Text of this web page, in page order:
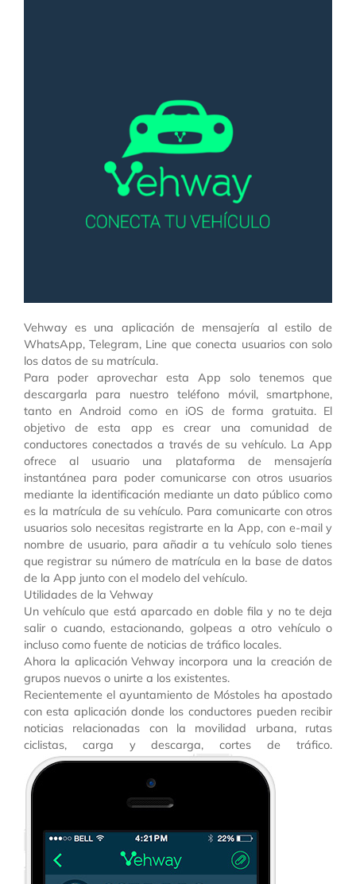
Vehway es una aplicación de mensajería al estilo de
WhatsApp, Telegram, Line que conecta usuarios con solo
los datos de su matrícula.
Para poder aprovechar esta App solo tenemos que
descargarla para nuestro teléfono móvil, smartphone,
tanto en Android como en iOS de forma gratuita. El
objetivo de esta app es crear una comunidad de
conductores conectados a través de su vehículo. La App
ofrece al usuario una plataforma de mensajería
instantánea para poder comunicarse con otros usuarios
mediante la identificación mediante un dato público como
es la matrícula de su vehículo. Para comunicarte con otros
usuarios solo necesitas registrarte en la App, con e-mail y
nombre de usuario, para añadir a tu vehículo solo tienes
que registrar su número de matrícula en la base de datos
de la App junto con el modelo del vehículo.
Utilidades de la Vehway
Un vehículo que está aparcado en doble fila y no te deja
salir o cuando, estacionando, golpeas a otro vehículo o
incluso como fuente de noticias de tráfico locales.
Ahora la aplicación Vehway incorpora una la creación de
grupos nuevos o unirte a los existentes.
Recientemente el ayuntamiento de Móstoles ha apostado
con esta aplicación donde los conductores pueden recibir
noticias relacionadas con la movilidad urbana, rutas
ciclistas, carga y descarga, cortes de tráfico.